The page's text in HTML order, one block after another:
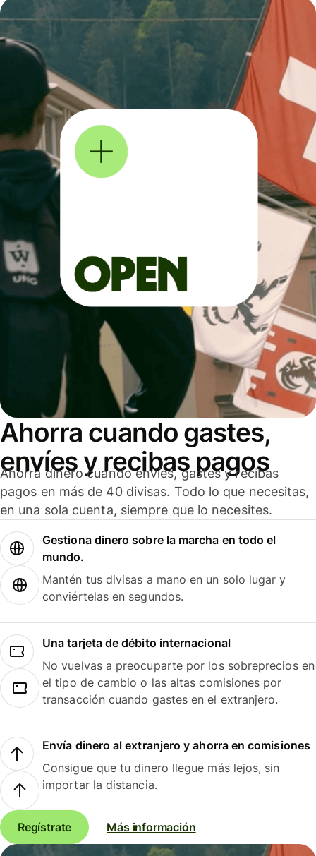
Ahorra cuando gastes,
envíes y recibas pagos
Ahorra dinero cuando envíes, gastes y recibas
pagos en más de 40 divisas. Todo lo que necesitas,
en una sola cuenta, siempre que lo necesites.
Gestiona dinero sobre la marcha en todo el
mundo.
Mantén tus divisas a mano en un solo lugar y
conviértelas en segundos.
Una tarjeta de débito internacional
No vuelvas a preocuparte por los sobreprecios en
el tipo de cambio o las altas comisiones por
transacción cuando gastes en el extranjero.
Envía dinero al extranjero y ahorra en comisiones
Consigue que tu dinero llegue más lejos, sin
importar la distancia.
Regístrate Más información